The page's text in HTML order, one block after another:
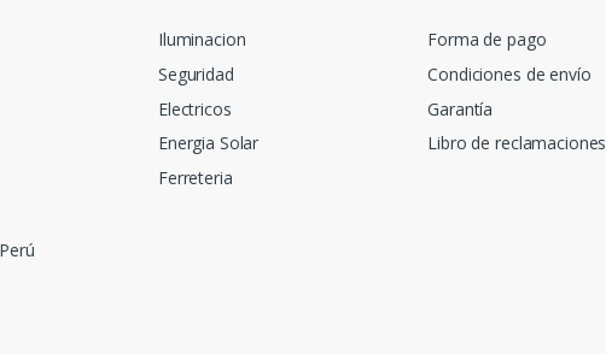
Iluminacion
Seguridad
Electricos
Energia Solar
Ferreteria
Forma de pago
Condiciones de envío
Garantía
Libro de reclamaciones